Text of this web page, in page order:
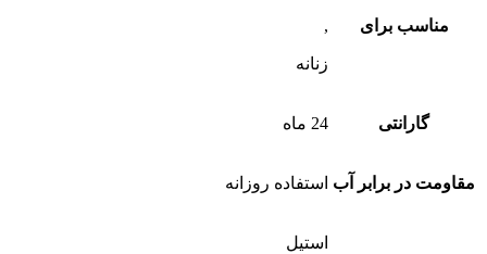
مناسب برای
,
زنانه
گارانتی 24 ماه
مقاومت در برابر آب استفاده روزانه
استیل